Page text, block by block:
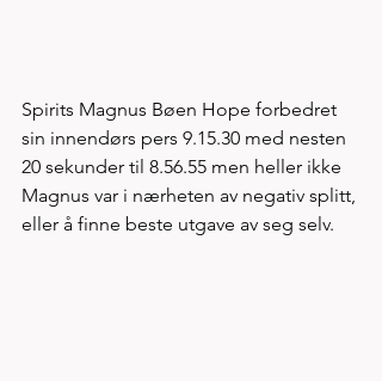
Spirits Magnus Bøen Hope forbedret
sin innendørs pers 9.15.30 med nesten
20 sekunder til 8.56.55 men heller ikke
Magnus var i nærheten av negativ splitt,
eller å finne beste utgave av seg selv.